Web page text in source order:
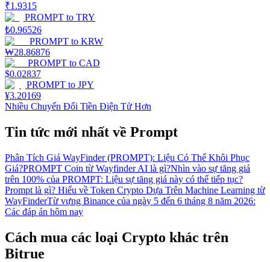
₹1.9315
PROMPT to TRY
₺0.96526
PROMPT to KRW
₩28.86876
PROMPT to CAD
$0.02837
PROMPT to JPY
¥3.20169
Nhiều Chuyển Đổi Tiền Điện Tử Hơn
Tin tức mới nhất về Prompt
Phân Tích Giá WayFinder (PROMPT): Liệu Có Thể Khôi Phục
Giá?PROMPT Coin từ Wayfinder AI là gì?Nhìn vào sự tăng giá
trên 100% của PROMPT: Liệu sự tăng giá này có thể tiếp tục?
Prompt là gì? Hiểu về Token Crypto Dựa Trên Machine Learning từ
WayFinderTừ vựng Binance của ngày 5 đến 6 tháng 8 năm 2026:
Các đáp án hôm nay
Cách mua các loại Crypto khác trên
Bitrue